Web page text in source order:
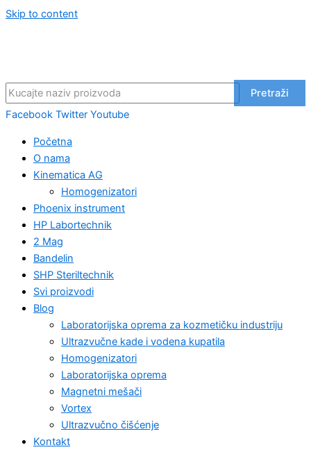
Skip to content
Pretraži
Facebook Twitter Youtube
Početna
O nama
Kinematica AG
Homogenizatori
Phoenix instrument
HP Labortechnik
2 Mag
Bandelin
SHP Steriltechnik
Svi proizvodi
Blog
Laboratorijska oprema za kozmetičku industriju
Ultrazvučne kade i vodena kupatila
Homogenizatori
Laboratorijska oprema
Magnetni mešači
Vortex
Ultrazvučno čišćenje
Kontakt